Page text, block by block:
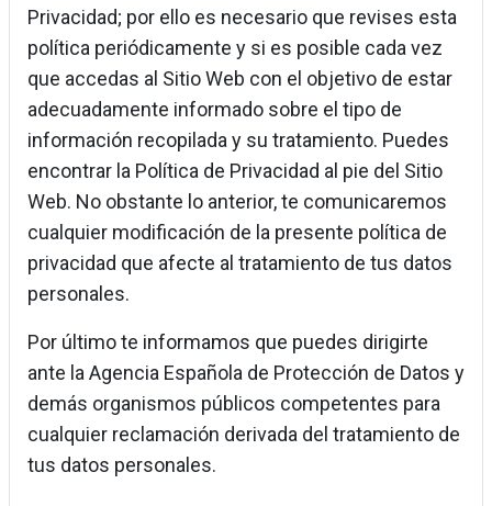
Privacidad; por ello es necesario que revises esta
política periódicamente y si es posible cada vez
que accedas al Sitio Web con el objetivo de estar
adecuadamente informado sobre el tipo de
información recopilada y su tratamiento. Puedes
encontrar la Política de Privacidad al pie del Sitio
Web. No obstante lo anterior, te comunicaremos
cualquier modificación de la presente política de
privacidad que afecte al tratamiento de tus datos
personales.
Por último te informamos que puedes dirigirte
ante la Agencia Española de Protección de Datos y
demás organismos públicos competentes para
cualquier reclamación derivada del tratamiento de
tus datos personales.